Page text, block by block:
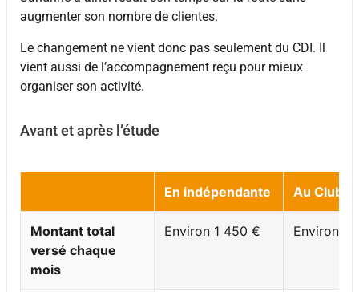
augmenter son nombre de clientes.
Le changement ne vient donc pas seulement du CDI. Il
vient aussi de l’accompagnement reçu pour mieux
organiser son activité.
Avant et après l’étude
En indépendante Au Club
Montant total
versé chaque
mois
Environ 1 450 € Environ 1